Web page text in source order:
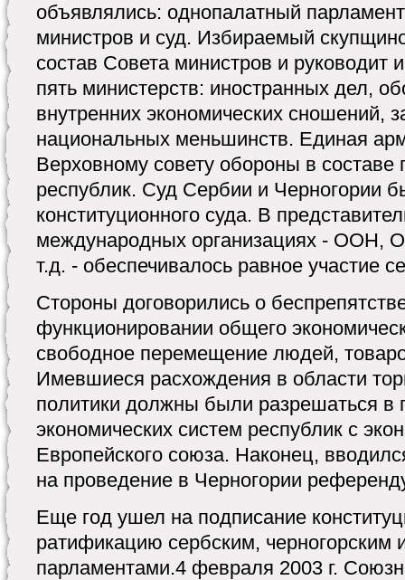
объявлялись: однопалатный
министров и суд. Избираемый
состав Совета министров и руководит
пять министерств: иностранных дел,
внутренних экономических сношений,
национальных меньшинств. Единая
Верховному совету обороны в составе
республик. Суд Сербии и Черногории
конституционного суда. В
международных организациях - ООН,
т.д. - обеспечивалось равное участие
Стороны договорились о
функционировании общего
свободное перемещение людей,
Имевшиеся расхождения в области
политики должны были разрешаться в
экономических систем республик с
Европейского союза. Наконец,
на проведение в Черногории
Еще год ушел на подписание
ратификацию сербским, черногорским
парламентами.4 февраля 2003 г.